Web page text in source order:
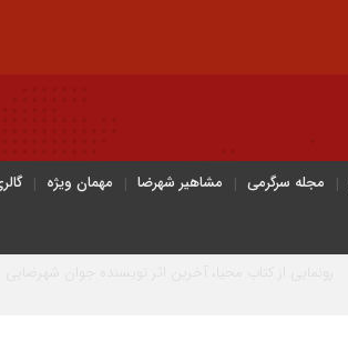
مجله سرگرمی مشاهیر شهرضا مهمان ویژه